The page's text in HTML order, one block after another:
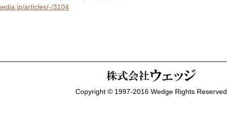
articles/-/3104
Copyright © 1997-2016 Wedge Rights Reserved